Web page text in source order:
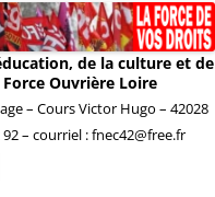
de la culture et de
Ouvrière Loire
– Cours Victor Hugo – 42028
92 – courriel : fnec42@free.fr